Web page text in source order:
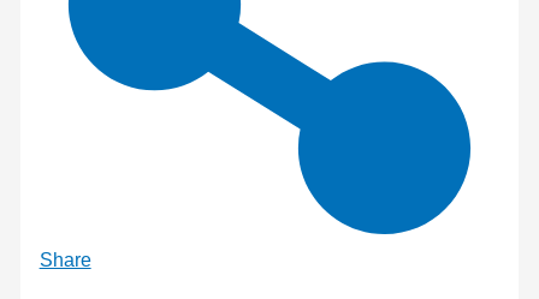
Share